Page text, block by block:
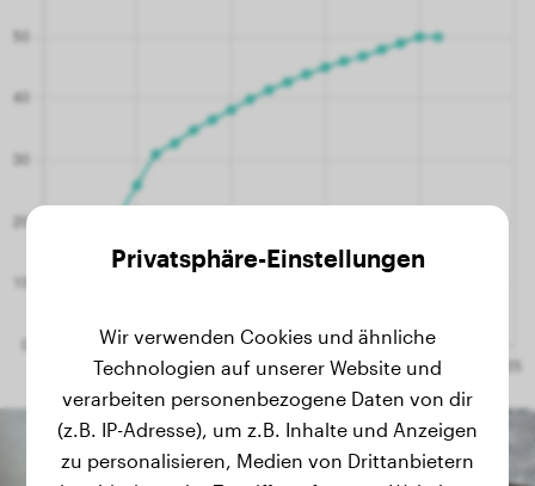
Privatsphäre-Einstellungen
Wir verwenden Cookies und ähnliche
Technologien auf unserer Website und
verarbeiten personenbezogene Daten von dir
(z.B. IP-Adresse), um z.B. Inhalte und Anzeigen
zu personalisieren, Medien von Drittanbietern